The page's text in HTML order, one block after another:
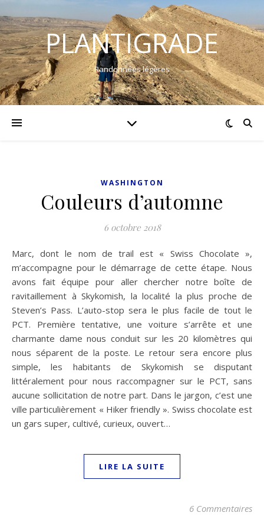
PLANTIGRADE
Randonnées légères
WASHINGTON
Couleurs d’automne
6 octobre 2018
Marc, dont le nom de trail est « Swiss Chocolate »,
m’accompagne pour le démarrage de cette étape. Nous
avons fait équipe pour aller chercher notre boîte de
ravitaillement à Skykomish, la localité la plus proche de
Steven’s Pass. L’auto-stop sera le plus facile de tout le
PCT. Première tentative, une voiture s’arrête et une
charmante dame nous conduit sur les 20 kilomètres qui
nous séparent de la poste. Le retour sera encore plus
simple, les habitants de Skykomish se disputant
littéralement pour nous raccompagner sur le PCT, sans
aucune sollicitation de notre part. Dans le jargon, c’est une
ville particulièrement « Hiker friendly ». Swiss chocolate est
un gars super, cultivé, curieux, ouvert…
LIRE LA SUITE
6 Commentaires